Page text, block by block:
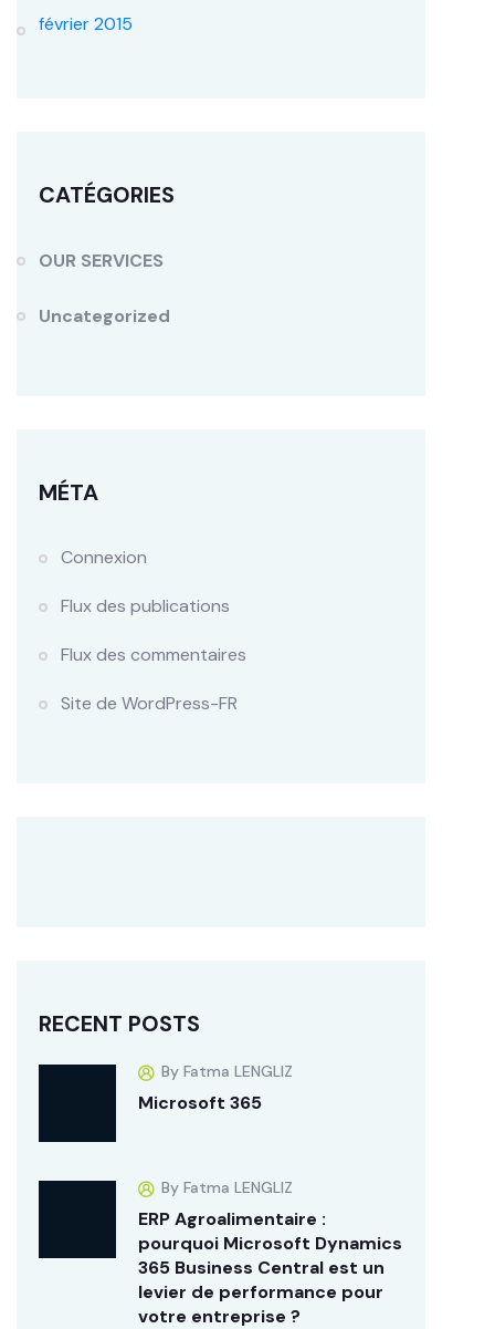
février 2015
CATÉGORIES
OUR SERVICES
Uncategorized
MÉTA
Connexion
Flux des publications
Flux des commentaires
Site de WordPress-FR
RECENT POSTS
By Fatma LENGLIZ
Microsoft 365
By Fatma LENGLIZ
ERP Agroalimentaire :
pourquoi Microsoft Dynamics
365 Business Central est un
levier de performance pour
votre entreprise ?